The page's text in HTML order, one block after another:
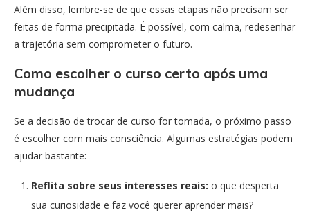
Além disso, lembre-se de que essas etapas não precisam ser
feitas de forma precipitada. É possível, com calma, redesenhar
a trajetória sem comprometer o futuro.
Como escolher o curso certo após uma
mudança
Se a decisão de trocar de curso for tomada, o próximo passo
é escolher com mais consciência. Algumas estratégias podem
ajudar bastante:
Reflita sobre seus interesses reais: o que desperta
sua curiosidade e faz você querer aprender mais?